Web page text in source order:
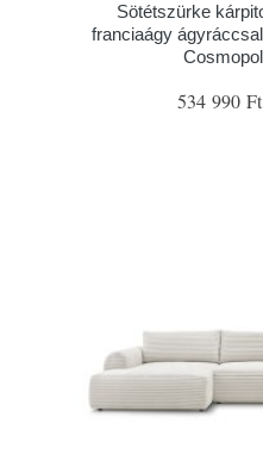
Sötétszürke
franciaágy
534 990 Ft